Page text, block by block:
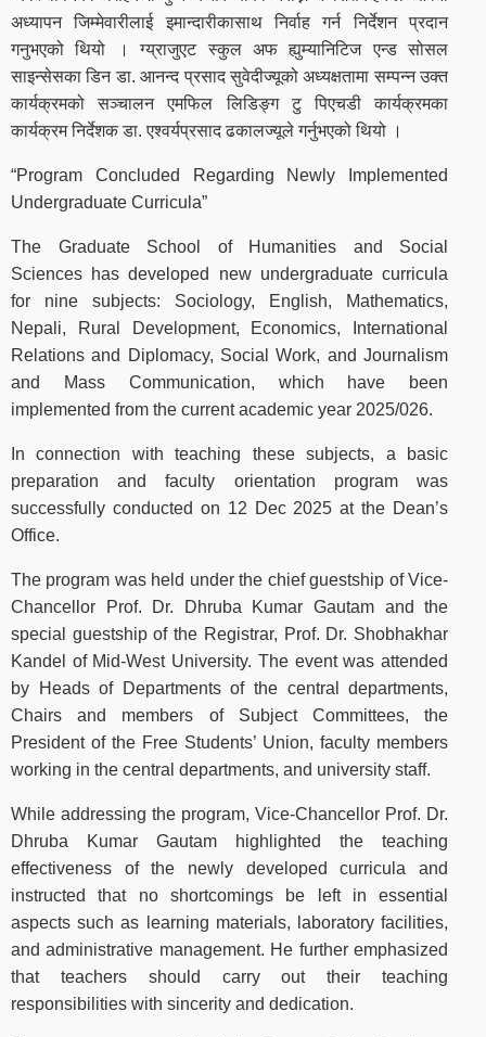
अध्यापन जिम्मेवारीलाई इमान्दारीकासाथ निर्वाह गर्न निर्देशन प्रदान
गनुभएको थियो । ग्य्राजुएट स्कुल अफ ह्युम्यानिटिज एन्ड सोसल
साइन्सेसका डिन डा. आनन्द प्रसाद सुवेदीज्यूको अध्यक्षतामा सम्पन्न उक्त
कार्यक्रमको सञ्चालन एमफिल लिडिङ्ग टु पिएचडी कार्यक्रमका
कार्यक्रम निर्देशक डा. एश्वर्यप्रसाद ढकालज्यूले गर्नुभएको थियो ।
“Program Concluded Regarding Newly Implemented
Undergraduate Curricula”
The Graduate School of Humanities and Social
Sciences has developed new undergraduate curricula
for nine subjects: Sociology, English, Mathematics,
Nepali, Rural Development, Economics, International
Relations and Diplomacy, Social Work, and Journalism
and Mass Communication, which have been
implemented from the current academic year 2025/026.
In connection with teaching these subjects, a basic
preparation and faculty orientation program was
successfully conducted on 12 Dec 2025 at the Dean’s
Office.
The program was held under the chief guestship of Vice-
Chancellor Prof. Dr. Dhruba Kumar Gautam and the
special guestship of the Registrar, Prof. Dr. Shobhakhar
Kandel of Mid-West University. The event was attended
by Heads of Departments of the central departments,
Chairs and members of Subject Committees, the
President of the Free Students’ Union, faculty members
working in the central departments, and university staff.
While addressing the program, Vice-Chancellor Prof. Dr.
Dhruba Kumar Gautam highlighted the teaching
effectiveness of the newly developed curricula and
instructed that no shortcomings be left in essential
aspects such as learning materials, laboratory facilities,
and administrative management. He further emphasized
that teachers should carry out their teaching
responsibilities with sincerity and dedication.